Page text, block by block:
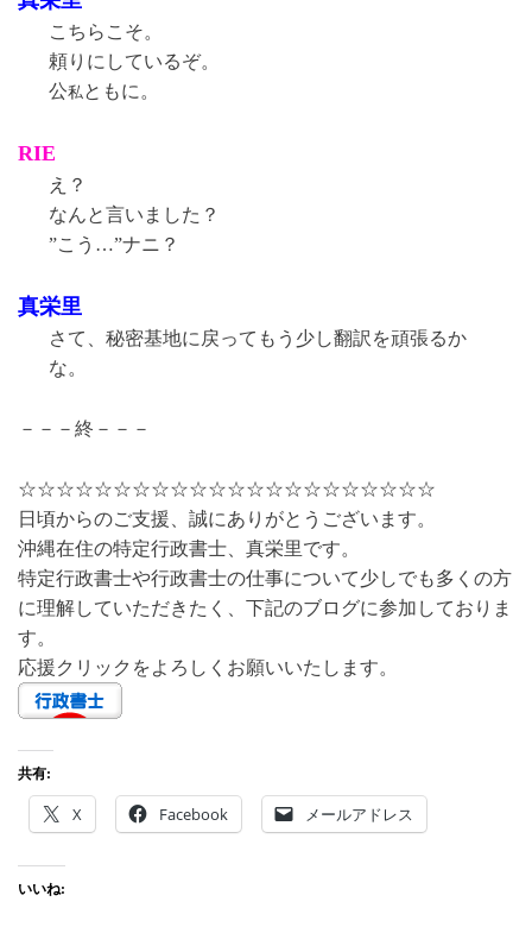
こちらこそ。
頼りにしているぞ。
公私ともに。
RIE
え？
なんと言いました？
”こう…”ナニ？
真栄里
さて、秘密基地に戻ってもう少し翻訳を頑張るか
な。
－－－終－－－
☆☆☆☆☆☆☆☆☆☆☆☆☆☆☆☆☆☆☆☆☆☆
日頃からのご支援、誠にありがとうございます。
沖縄在住の特定行政書士、真栄里です。
特定行政書士や行政書士の仕事について少しでも多くの方
に理解していただきたく、下記のブログに参加しておりま
す。
応援クリックをよろしくお願いいたします。
共有:
X Facebook メールアドレス
いいね: